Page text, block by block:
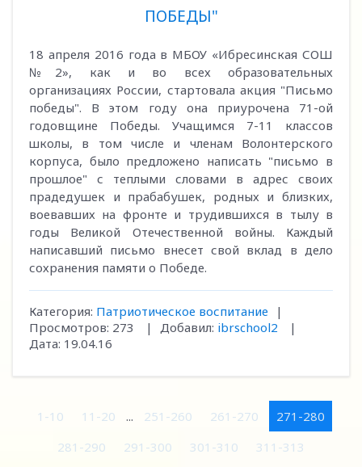
ПОБЕДЫ"
18 апреля 2016 года в МБОУ «Ибресинская СОШ
№2», как и во всех образовательных
организациях России, стартовала акция "Письмо
победы". В этом году она приурочена 71-ой
годовщине Победы. Учащимся 7-11 классов
школы, в том числе и членам Волонтерского
корпуса, было предложено написать "письмо в
прошлое" с теплыми словами в адрес своих
прадедушек и прабабушек, родных и близких,
воевавших на фронте и трудившихся в тылу в
годы Великой Отечественной войны. Каждый
написавший письмо внесет свой вклад в дело
сохранения памяти о Победе.
Категория: Патриотическое воспитание
|
Просмотров: 273 | Добавил: ibrschool2
|
Дата: 19.04.16
1-10 11-20 ... 251-260 261-270
271-280
281-290
291-300 301-310 311-313